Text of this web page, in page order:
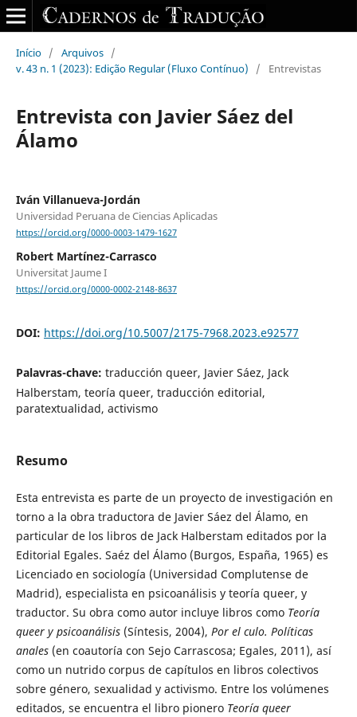
Início / Arquivos /
v. 43 n. 1 (2023): Edição Regular (Fluxo Contínuo)
/ Entrevistas
Entrevista con Javier Sáez del
Álamo
Iván Villanueva-Jordán
Universidad Peruana de Ciencias Aplicadas
https://orcid.org/0000-0003-1479-1627
Robert Martínez-Carrasco
Universitat Jaume I
https://orcid.org/0000-0002-2148-8637
DOI: https://doi.org/10.5007/2175-7968.2023.e92577
Palavras-chave: traducción queer, Javier Sáez, Jack
Halberstam, teoría queer, traducción editorial,
paratextualidad, activismo
Resumo
Esta entrevista es parte de un proyecto de investigación en
torno a la obra traductora de Javier Sáez del Álamo, en
particular de los libros de Jack Halberstam editados por la
Editorial Egales. Saéz del Álamo (Burgos, España, 1965) es
Licenciado en sociología (Universidad Complutense de
Madrid), especialista en psicoanálisis y teoría queer, y
traductor. Su obra como autor incluye libros como Teoría
queer y psicoanálisis(Síntesis, 2004), Por el culo. Políticas
anales(en coautoría con Sejo Carrascosa; Egales, 2011), así
como un nutrido corpus de capítulos en libros colectivos
sobre género, sexualidad y activismo. Entre los volúmenes
editados, se encuentra el libro pionero Teoría queer